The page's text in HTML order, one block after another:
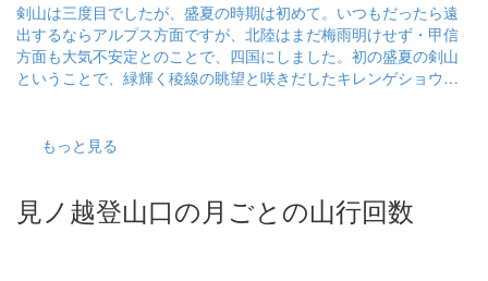
剣山は三度目でしたが、盛夏の時期は初めて。いつもだったら遠
出するならアルプス方面ですが、北陸はまだ梅雨明けせず・甲信
方面も大気不安定とのことで、四国にしました。初の盛夏の剣山
ということで、緑輝く稜線の眺望と咲きだしたキレンゲショウマ
ので、痛み分けということで。今度来るときは三嶺へのトレラン
もっと見る
見ノ越登山口の月ごとの山行回数